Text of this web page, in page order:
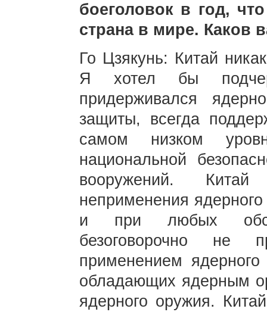
боеголовок в год,
страна в мире. Каков
Го Цзякунь: Китай
Я хотел бы
придерживался
защиты, всегда
самом низком
национальной
вооружений. Китай
неприменения
и при любых
безоговорочно не
применением
обладающих ядерным
ядерного оружия.